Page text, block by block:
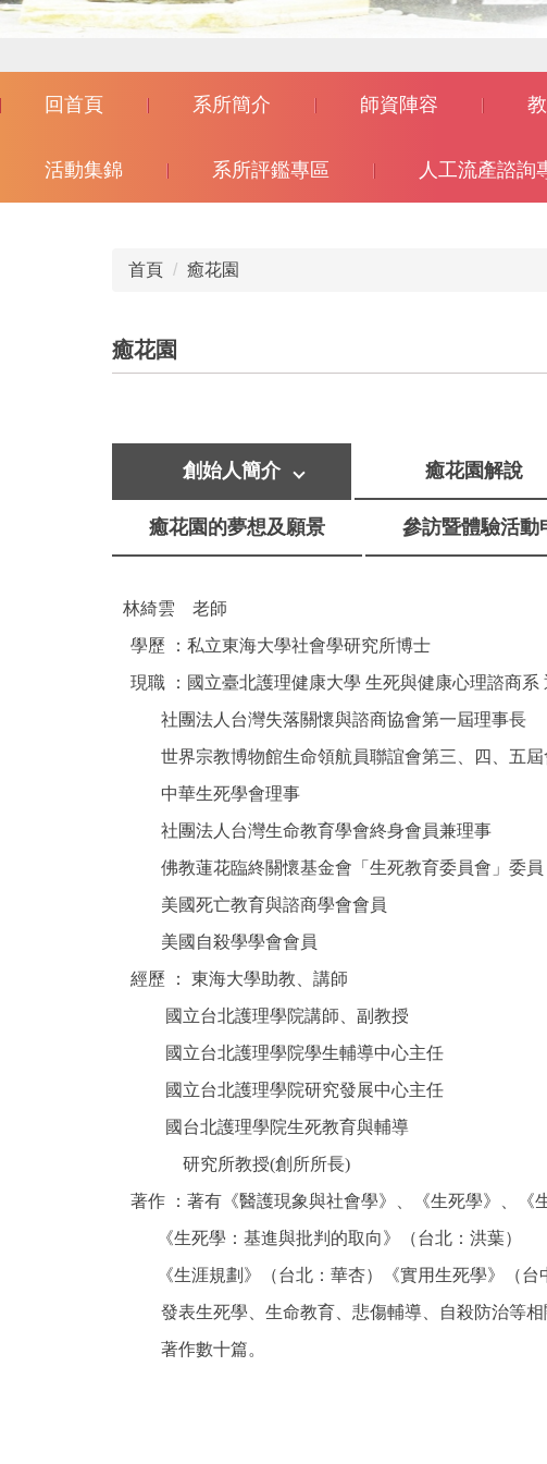
回首頁 系所簡介 師資陣容
活動集錦 系所評鑑專區 人工流產諮詢
首頁 癒花園
癒花園
創始人簡介 癒花園解說
癒花園的夢想及願景 參訪暨體驗活動
林綺雲 老師
學歷 ：私立東海大學社會學研究所博士
現職 ：國立臺北護理健康大學 生死與健康心理諮商系
社團法人台灣失落關懷與諮商協會第一屆理事長
世界宗教博物館生命領航員聯誼會第三、四、五屆
中華生死學會理事
社團法人台灣生命教育學會終身會員兼理事
佛教蓮花臨終關懷基金會「生死教育委員會」委員
美國死亡教育與諮商學會會員
美國自殺學學會會員
經歷 ： 東海大學助教、講師
國立台北護理學院講師、副教授
國立台北護理學院學生輔導中心主任
國立台北護理學院研究發展中心主任
國台北護理學院生死教育與輔導
研究所教授(創所所長)
著作 ：著有《醫護現象與社會學》、《生死學》、《
《生死學：基進與批判的取向》（台北：洪葉）
《生涯規劃》（台北：華杏）《實用生死學》（台
發表生死學、生命教育、悲傷輔導、自殺防治等相
著作數十篇。